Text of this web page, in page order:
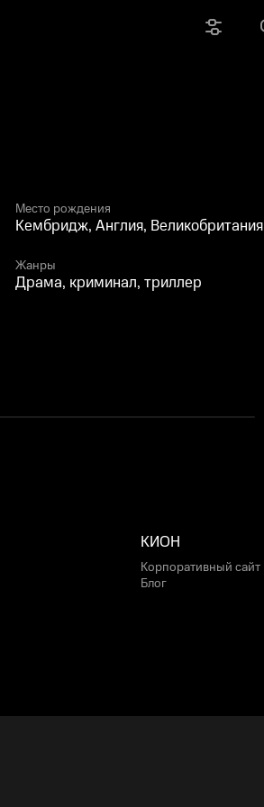
Место рождения
Кембридж, Англия, Великобритания
Жанры
Драма, криминал, триллер
КИОН
Корпоративный сайт
Блог